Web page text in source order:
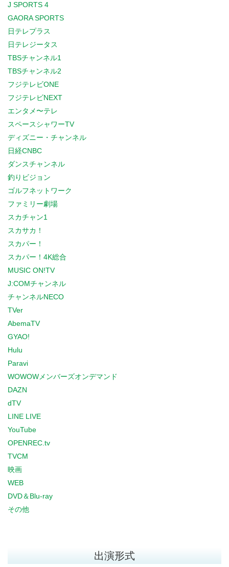
J SPORTS 4
GAORA SPORTS
日テレプラス
日テレジータス
TBSチャンネル1
TBSチャンネル2
フジテレビONE
フジテレビNEXT
エンタメ〜テレ
スペースシャワーTV
ディズニー・チャンネル
日経CNBC
ダンスチャンネル
釣りビジョン
ゴルフネットワーク
ファミリー劇場
スカチャン1
スカサカ！
スカパー！
スカパー！4K総合
MUSIC ON!TV
J:COMチャンネル
チャンネルNECO
TVer
AbemaTV
GYAO!
Hulu
Paravi
WOWOWメンバーズオンデマンド
DAZN
dTV
LINE LIVE
YouTube
OPENREC.tv
TVCM
映画
WEB
DVD＆Blu-ray
その他
出演形式